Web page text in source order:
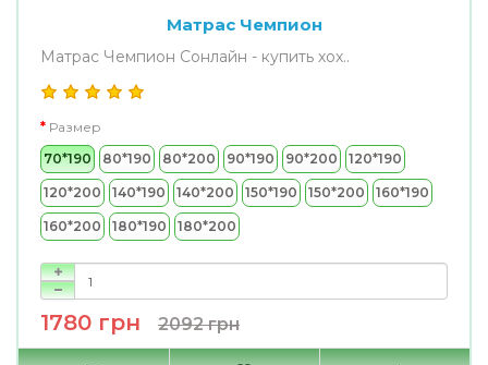
Матрас Чемпион
Матрас Чемпион Сонлайн - купить хох..
Размер
70*190
80*190 80*200 90*190 90*200 120*190
120*200 140*190 140*200 150*190 150*200 160*190
160*200 180*190 180*200
1780 грн 2092 грн